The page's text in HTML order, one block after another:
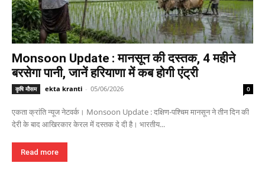
Monsoon Update : मानसून की दस्तक, 4 महीने
बरसेगा पानी, जानें हरियाणा में कब होगी एंट्री
कृषि मौसम ekta kranti - 05/06/2026 0
एकता क्रांति न्यूज नेटवर्क। Monsoon Update : दक्षिण-पश्चिम मानसून ने तीन दिन की
देरी के बाद आखिरकार केरल में दस्तक दे दी है। भारतीय...
Read more